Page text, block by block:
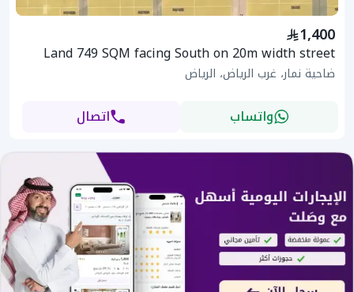
1,400
Land 749 SQM facing South on 20m width street
ضاحية نمار، غرب الرياض، الرياض
واتساب اتصال